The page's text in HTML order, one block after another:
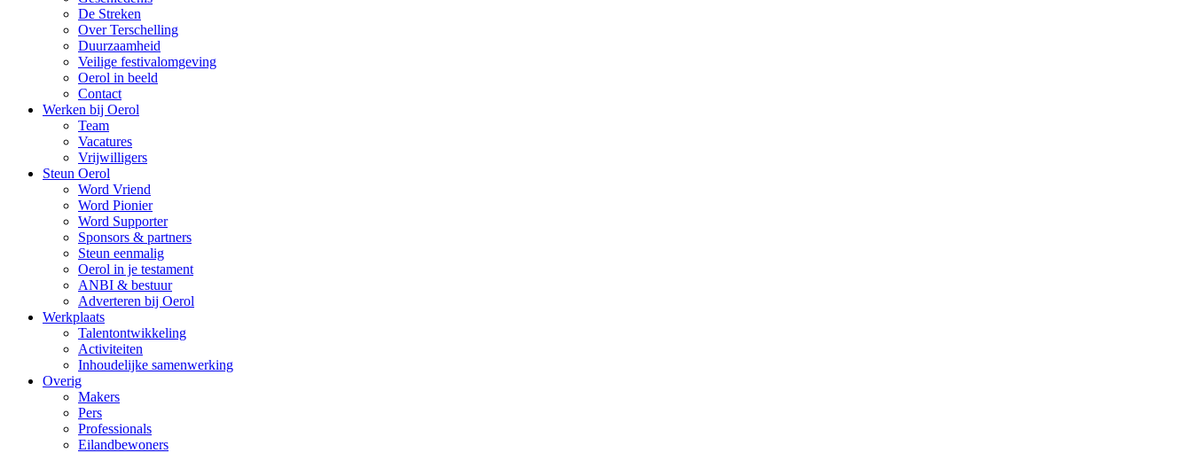
De Streken
Over Terschelling
Duurzaamheid
Veilige festivalomgeving
Oerol in beeld
Contact
Werken bij Oerol
Team
Vacatures
Vrijwilligers
Steun Oerol
Word Vriend
Word Pionier
Word Supporter
Sponsors & partners
Steun eenmalig
Oerol in je testament
ANBI & bestuur
Adverteren bij Oerol
Werkplaats
Talentontwikkeling
Activiteiten
Inhoudelijke samenwerking
Overig
Makers
Pers
Professionals
Eilandbewoners